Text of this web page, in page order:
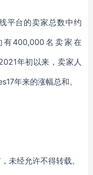
平台的卖家总数中约
400,000名卖家在
年初以来，卖家人
年来的涨幅总和。
未经允许不得转载。